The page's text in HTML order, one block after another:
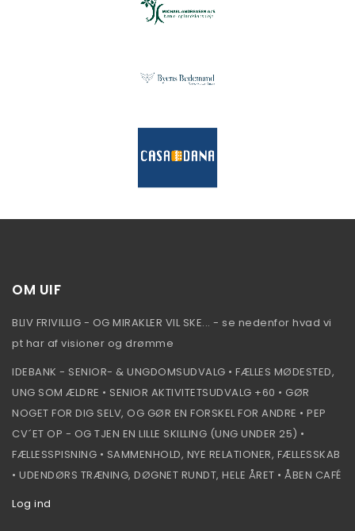
OM UIF
BLIV FRIVILLIG - OG MIRAKLER VIL SKE... - se nedenfor hvad vi
pt har af visioner og drømme
IDEBANK - SENIOR- & UNGDOMSUDVALG • FÆLLES MØDESTED,
UNG SOM ÆLDRE • SENIOR AKTIVITETSUDVALG +60 • GØR
NOGET FOR DIG SELV, OG GØR EN FORSKEL FOR ANDRE • PEP
CV´ET OP - OG TJEN EN LILLE SKILLING (UNG UNDER 25) •
FÆLLESSPISNING • SAMMENHOLD, NYE RELATIONER, FÆLLESSKAB
• UDENDØRS TRÆNING, DØGNET RUNDT, HELE ÅRET • ÅBEN CAFÉ
Log ind